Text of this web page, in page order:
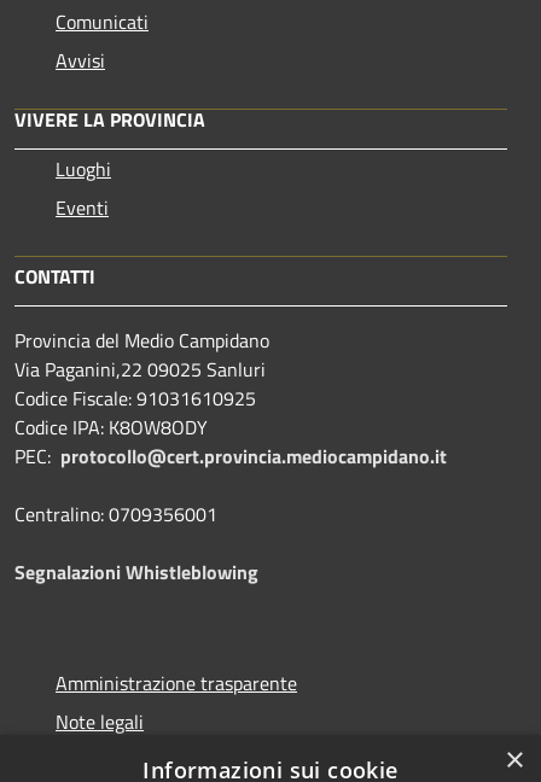
Comunicati
Avvisi
VIVERE LA PROVINCIA
Luoghi
Eventi
CONTATTI
Provincia del Medio Campidano
Via Paganini,22 09025 Sanluri
Codice Fiscale: 91031610925
Codice IPA: K8OW8ODY
PEC: protocollo@cert.provincia.mediocampidano.it
Centralino: 0709356001
Segnalazioni Whistleblowing
Amministrazione trasparente
Note legali
Dichiarazione di accessibilità
×
Informazioni sui cookie